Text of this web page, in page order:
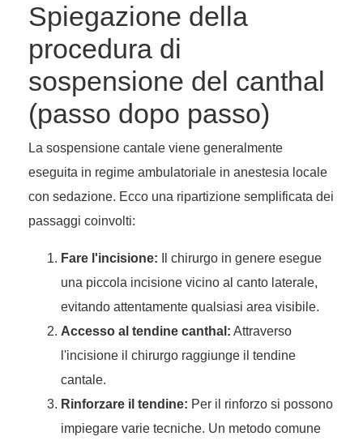
Spiegazione della
procedura di
sospensione del canthal
(passo dopo passo)
La sospensione cantale viene generalmente
eseguita in regime ambulatoriale in anestesia locale
con sedazione. Ecco una ripartizione semplificata dei
passaggi coinvolti:
Fare l'incisione: Il chirurgo in genere esegue
una piccola incisione vicino al canto laterale,
evitando attentamente qualsiasi area visibile.
Accesso al tendine canthal: Attraverso
l'incisione il chirurgo raggiunge il tendine
cantale.
Rinforzare il tendine: Per il rinforzo si possono
impiegare varie tecniche. Un metodo comune